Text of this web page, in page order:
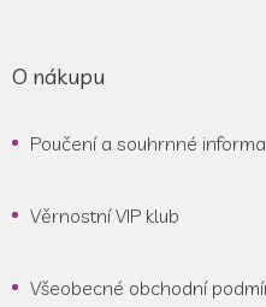
O nákupu
Poučení a souhrnné
Věrnostní VIP klub
Všeobecné obchodní